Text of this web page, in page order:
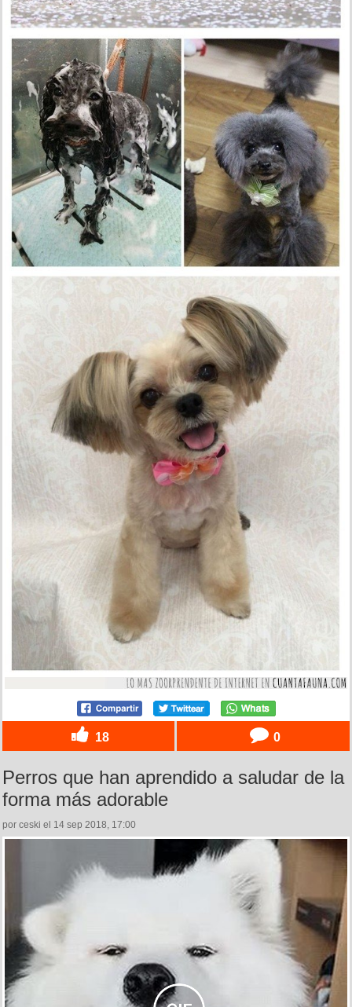
18 0
Perros que han aprendido a saludar de la
forma más adorable
por ceski el 14 sep 2018, 17:00